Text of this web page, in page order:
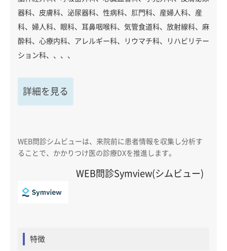
器科、皮膚科、泌尿器科、性病科、肛門科、産婦人科、産
科、婦人科、眼科、耳鼻咽喉科、気管食道科、放射線科、麻
酔科、心療内科、アレルギー科、リウマチ科、リハビリテー
ション科、、、、
詳細を見る
WEB問診シムビューは、来院前に患者情報を収集し分析す
ることで、かかりつけ医の診療DXを推進します。
WEB問診Symview(シムビュー)
特徴